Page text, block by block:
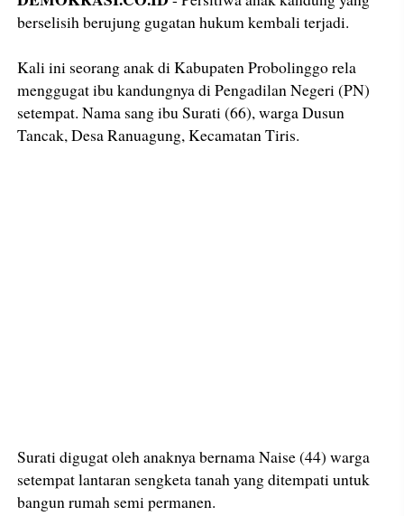
berselisih berujung gugatan hukum kembali terjadi.
Kali ini seorang anak di Kabupaten Probolinggo rela
menggugat ibu kandungnya di Pengadilan Negeri (PN)
setempat. Nama sang ibu Surati (66), warga Dusun
Tancak, Desa Ranuagung, Kecamatan Tiris.
Surati digugat oleh anaknya bernama Naise (44) warga
setempat lantaran sengketa tanah yang ditempati untuk
bangun rumah semi permanen.